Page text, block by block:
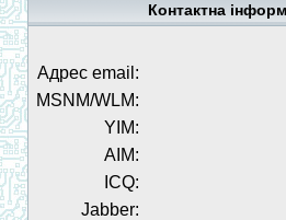
Контактна
Адрес email:
MSNM/WLM:
YIM:
AIM:
ICQ:
Jabber: